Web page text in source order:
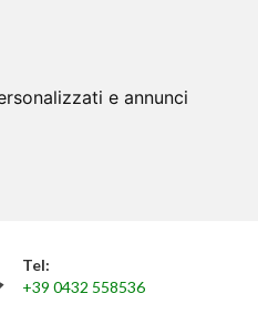
e annunci
Tel:
+39 0432 558536